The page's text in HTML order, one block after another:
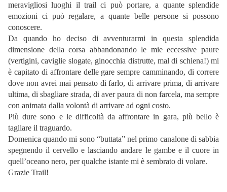
meravigliosi luoghi il trail ci può portare, a quante splendide
emozioni ci può regalare, a quante belle persone si possono
conoscere.
Da quando ho deciso di avventurarmi in questa splendida
dimensione della corsa abbandonando le mie eccessive paure
(vertigini, caviglie slogate, ginocchia distrutte, mal di schiena!) mi
è capitato di affrontare delle gare sempre camminando, di correre
dove non avrei mai pensato di farlo, di arrivare prima, di arrivare
ultima, di sbagliare strada, di aver paura di non farcela, ma sempre
con animata dalla volontà di arrivare ad ogni costo.
Più dure sono e le difficoltà da affrontare in gara, più bello è
tagliare il traguardo.
Domenica quando mi sono “buttata” nel primo canalone di sabbia
spegnendo il cervello e lasciando andare le gambe e il cuore in
quell’oceano nero, per qualche istante mi è sembrato di volare.
Grazie Trail!